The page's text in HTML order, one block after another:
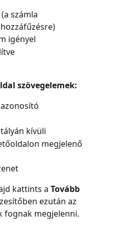
számla
igényel
szövegelemek:
kívüli
megjelenő
kattints a Tovább
ezután az
megjelenni.